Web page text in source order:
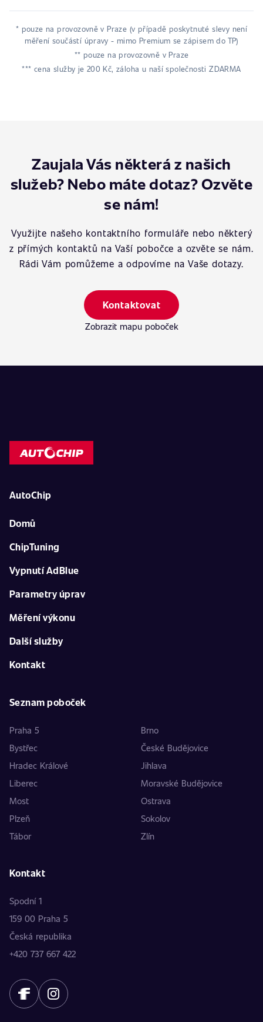
* pouze na provozovně v Praze (v případě poskytnuté slevy není
měření součástí úpravy - mimo Premium se zápisem do TP)
** pouze na provozovně v Praze
*** cena služby je 200 Kč, záloha u naší společnosti ZDARMA
Zaujala Vás některá z našich
služeb? Nebo máte dotaz? Ozvěte
se nám!
Využijte našeho kontaktního formuláře nebo některý
z přímých kontaktů na Vaší pobočce a ozvěte se nám.
Rádi Vám pomůžeme a odpovíme na Vaše dotazy.
Kontaktovat
Zobrazit mapu poboček
AutoChip
Domů
ChipTuning
Vypnutí AdBlue
Parametry úprav
Měření výkonu
Další služby
Kontakt
Seznam poboček
Praha 5
Brno
Bystřec
České Budějovice
Hradec Králové
Jihlava
Liberec
Moravské Budějovice
Most
Ostrava
Plzeň
Sokolov
Tábor
Zlín
Kontakt
Spodní 1
159 00 Praha 5
Česká republika
+420 737 667 422